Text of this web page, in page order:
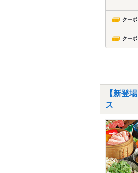
クー
クー
【新登
ス